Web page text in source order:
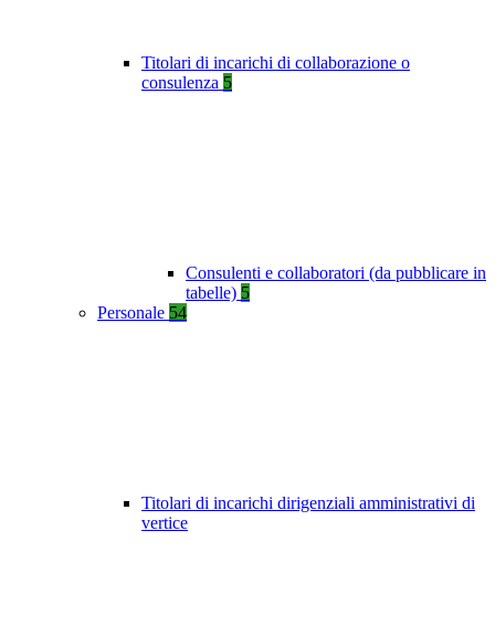
Titolari di incarichi di collaborazione o
consulenza 5
Consulenti e collaboratori (da pubblicare in
tabelle) 5
Personale 54
Titolari di incarichi dirigenziali amministrativi di
vertice